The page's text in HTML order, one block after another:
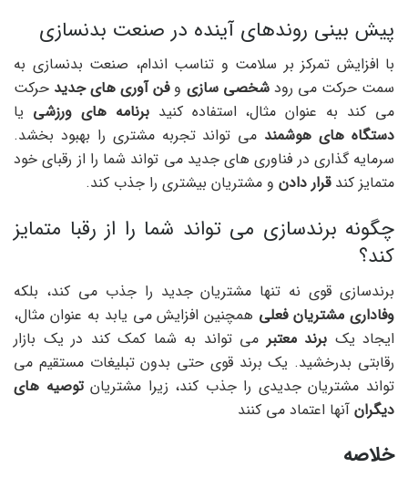
پیش بینی روندهای آینده در صنعت بدنسازی
با افزایش تمرکز بر سلامت و تناسب اندام، صنعت بدنسازی به
سمت حرکت می رودشخصی سازی وفن آوری های جدید حرکت
می کند به عنوان مثال، استفاده کنیدبرنامه های ورزشی یا
دستگاه های هوشمند می تواند تجربه مشتری را بهبود بخشد.
سرمایه گذاری در فناوری های جدید می تواند شما را از رقبای خود
متمایز کندقرار دادن و مشتریان بیشتری را جذب کند.
چگونه برندسازی می تواند شما را از رقبا متمایز
کند؟
برندسازی قوی نه تنها مشتریان جدید را جذب می کند، بلکه
وفاداری مشتریان فعلی همچنین افزایش می یابد به عنوان مثال،
ایجاد یک برند معتبر می تواند به شما کمک کند در یک بازار
رقابتی بدرخشید. یک برند قوی حتی بدون تبلیغات مستقیم می
تواند مشتریان جدیدی را جذب کند، زیرا مشتریانتوصیه های
دیگران آنها اعتماد می کنند
خلاصه